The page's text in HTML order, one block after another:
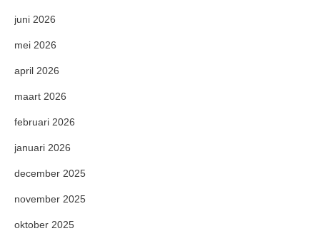
juni 2026
mei 2026
april 2026
maart 2026
februari 2026
januari 2026
december 2025
november 2025
oktober 2025